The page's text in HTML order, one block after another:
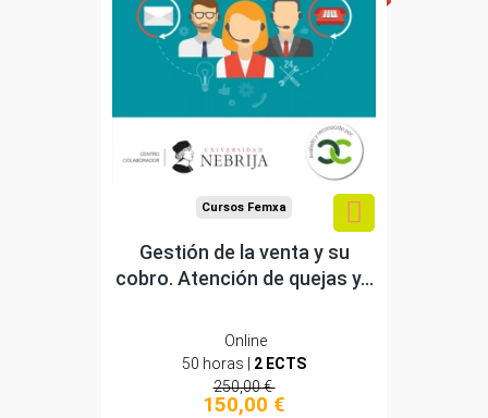
Sin requisitos de acceso
Doble titulación
Compra segura
Cursos Femxa
Gestión de la venta y su
cobro. Atención de quejas y...
Online
50 horas | 2 ECTS
250,00 €
150,00 €